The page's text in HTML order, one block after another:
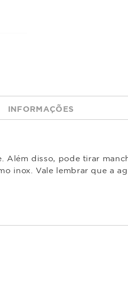
INFORMAÇÕES
disso, pode tirar
inox. Vale lembrar que a